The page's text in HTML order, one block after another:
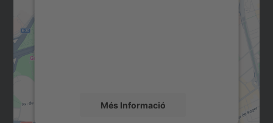
Més Informació